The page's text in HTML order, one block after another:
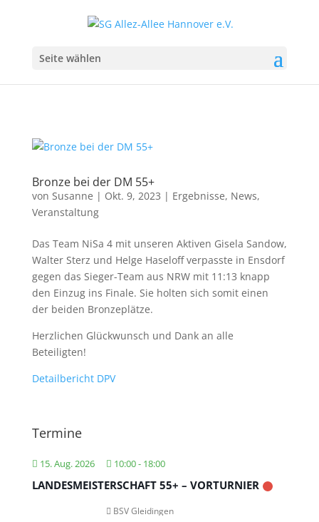
Seite wählen
Bronze bei der DM 55+
von Susanne | Okt. 9, 2023 | Ergebnisse, News,
Veranstaltung
Das Team NiSa 4 mit unseren Aktiven Gisela Sandow,
Walter Sterz und Helge Haseloff verpasste in Ensdorf
gegen das Sieger-Team aus NRW mit 11:13 knapp
den Einzug ins Finale. Sie holten sich somit einen
der beiden Bronzeplätze.
Herzlichen Glückwunsch und Dank an alle
Beteiligten!
Detailbericht DPV
Termine
15. Aug. 2026 10:00- 18:00
LANDESMEISTERSCHAFT 55+ – VORTURNIER
BSV Gleidingen